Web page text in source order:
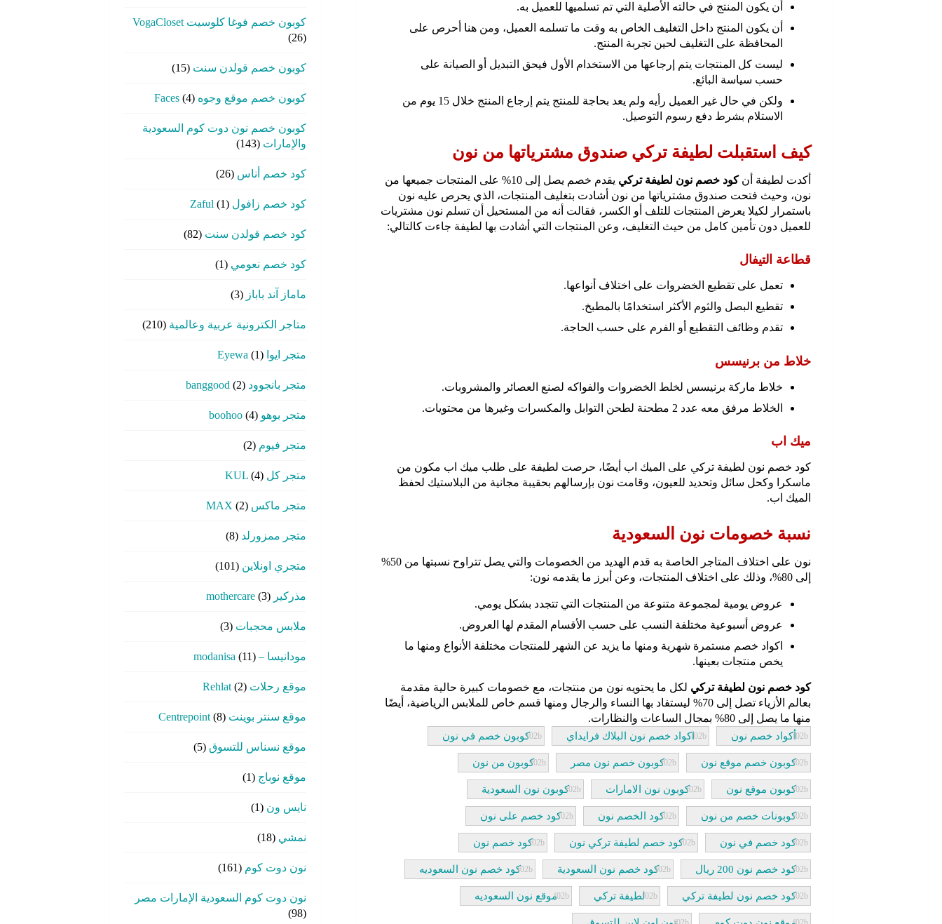
أن يكون المنتج في حالته الأصلية التي تم تسلميها للعميل به.
أن يكون المنتج داخل التغليف الخاص به وقت ما تسلمه العميل، ومن هنا أحرص على
المحافظة على التغليف لحين تجربة المنتج.
ليست كل المنتجات يتم إرجاعها من الاستخدام الأول فيحق التبديل أو الصيانة على
حسب سياسة البائع.
ولكن في حال غير العميل رأيه ولم يعد بحاجة للمنتج يتم إرجاع المنتج خلال 15 يوم من
الاستلام بشرط دفع رسوم التوصيل.
كيف استقبلت لطيفة تركي صندوق مشترياتها من نون
أكدت لطيفة أنكود خصم نون لطيفة تركي
يقدم خصم يصل إلى 10% على المنتجات جميعها من
نون، وحيث فتحت صندوق مشترياتها من نون أشادت بتغليف المنتجات، الذي يحرص عليه نون
باستمرار لكيلا يعرض المنتجات للتلف أو الكسر، فقالت أنه من المستحيل أن تسلم نون مشتريات
للعميل دون تأمين كامل من حيث التغليف، وعن المنتجات التي أشادت بها لطيفة جاءت كالتالي:
قطاعة التيفال
تعمل على تقطيع الخضروات على اختلاف أنواعها.
تقطيع البصل والثوم الأكثر استخدامًا بالمطبخ.
تقدم وظائف التقطيع أو الفرم على حسب الحاجة.
خلاط من برنيسس
خلاط ماركة برنيسس لخلط الخضروات والفواكه لصنع العصائر والمشروبات.
الخلاط مرفق معه عدد 2 مطحنة لطحن التوابل والمكسرات وغيرها من محتويات.
ميك اب
كود خصم نون لطيفة تركي على الميك اب أيضًا، حرصت لطيفة على طلب ميك اب مكون من
ماسكرا وكحل سائل وتحديد للعيون، وقامت نون بإرسالهم بحقيبة مجانية من البلاستيك لحفظ
الميك اب.
نسبة خصومات نون السعودية
نون على اختلاف المتاجر الخاصة به قدم الهديد من الخصومات والتي يصل تتراوح نسبتها من 50%
إلى 80%، وذلك على اختلاف المنتجات، وعن أبرز ما يقدمه نون:
عروض يومية لمجموعة متنوعة من المنتجات التي تتجدد بشكل يومي.
عروض أسبوعية مختلفة النسب على حسب الأقسام المقدم لها العروض.
اكواد خصم مستمرة شهرية ومنها ما يزيد عن الشهر للمنتجات مختلفة الأنواع ومنها ما
يخص منتجات بعينها.
كود خصم نون لطيفة تركي لكل ما يحتويه نون من منتجات، مع خصومات كبيرة حالية مقدمة
بعالم الأزياء تصل إلى 70% ليستفاد بها النساء والرجال ومنها قسم خاص للملابس الرياضية، أيضًا
منها ما يصل إلى 80% بمجال الساعات والنظارات.
أكواد خصم نون اكواد خصم نون البلاك فرايداي كوبون خصم في نون
كوبون خصم موقع نون كوبون خصم نون مصر كوبون من نون
كوبون موقع نون كوبون نون الامارات كوبون نون السعودية
كوبونات خصم من نون كود الخصم نون كود خصم على نون
كود خصم في نون كود خصم لطيفة تركي نون كود خصم نون
كود خصم نون 200 ريال كود خصم نون السعودية كود خصم نون السعوديه
كود خصم نون لطيفة تركي لطيفة تركي موقع نون السعوديه
كوبون خصم فوغا كلوسيت VogaCloset
(26)
كوبون خصم قولدن سنت (15)
كوبون خصم موقع وجوه Faces (4)
كوبون خصم نون دوت كوم السعودية
والإمارات (143)
كود خصم أناس (26)
كود خصم زافول Zaful (1)
كود خصم قولدن سنت (82)
كود خصم نعومي (1)
ماماز آند باباز (3)
متاجر الكترونية عربية وعالمية (210)
متجر ايوا Eyewa (1)
متجر بانجوود banggood (2)
متجر بوهو boohoo (4)
متجر فيوم (2)
متجر كل KUL (4)
متجر ماكس MAX (2)
متجر ممزورلد (8)
متجري اونلاين (101)
مذركير mothercare (3)
ملابس محجبات (3)
مودانيسا – modanisa (11)
موقع رحلات Rehlat (2)
موقع سنتر بوينت Centrepoint (8)
موقع نسناس للتسوق (5)
موقع نوباج (1)
نايس ون (1)
نمشي (18)
نون دوت كوم (161)
نون دوت كوم السعودية الإمارات مصر
(98)